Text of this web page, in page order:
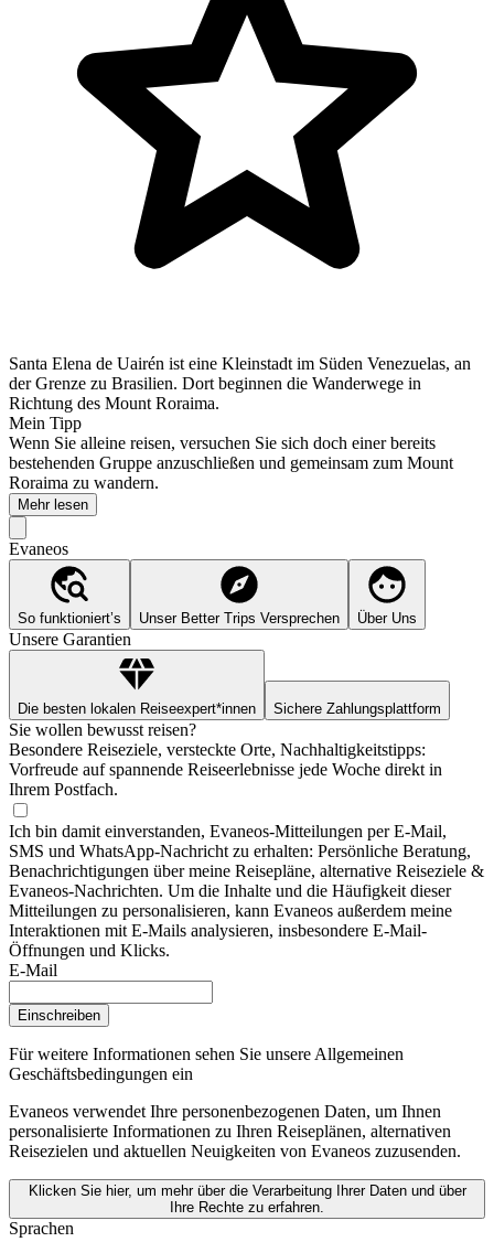
Santa Elena de Uairén ist eine Kleinstadt im Süden Venezuelas, an
der Grenze zu Brasilien. Dort beginnen die Wanderwege in
Richtung des Mount Roraima.
Mein Tipp
Wenn Sie alleine reisen, versuchen Sie sich doch einer bereits
bestehenden Gruppe anzuschließen und gemeinsam zum Mount
Roraima zu wandern.
Mehr lesen
Evaneos
So funktioniert’s Unser Better Trips Versprechen Über Uns
Unsere Garantien
Die besten lokalen Reiseexpert*innen Sichere Zahlungsplattform
Sie wollen bewusst reisen?
Besondere Reiseziele, versteckte Orte, Nachhaltigkeitstipps:
Vorfreude auf spannende Reiseerlebnisse jede Woche direkt in
Ihrem Postfach.
Ich bin damit einverstanden, Evaneos-Mitteilungen per E-Mail,
SMS und WhatsApp-Nachricht zu erhalten: Persönliche Beratung,
Benachrichtigungen über meine Reisepläne, alternative Reiseziele &
Evaneos-Nachrichten. Um die Inhalte und die Häufigkeit dieser
Mitteilungen zu personalisieren, kann Evaneos außerdem meine
Interaktionen mit E-Mails analysieren, insbesondere E-Mail-
Öffnungen und Klicks.
E-Mail
Einschreiben
Für weitere Informationen sehen Sie unsere Allgemeinen
Geschäftsbedingungen ein
Evaneos verwendet Ihre personenbezogenen Daten, um Ihnen
personalisierte Informationen zu Ihren Reiseplänen, alternativen
Reisezielen und aktuellen Neuigkeiten von Evaneos zuzusenden.
Klicken Sie hier, um mehr über die Verarbeitung Ihrer Daten und über
Ihre Rechte zu erfahren.
Sprachen